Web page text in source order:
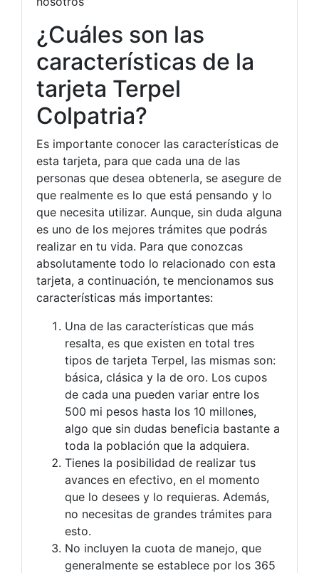
¿Cuáles son las
características de la
tarjeta Terpel
Colpatria?
Es importante conocer las características de
esta tarjeta, para que cada una de las
personas que desea obtenerla, se asegure de
que realmente es lo que está pensando y lo
que necesita utilizar. Aunque, sin duda alguna
es uno de los mejores trámites que podrás
realizar en tu vida. Para que conozcas
absolutamente todo lo relacionado con esta
tarjeta, a continuación, te mencionamos sus
características más importantes:
Una de las características que más
resalta, es que existen en total tres
tipos de tarjeta Terpel, las mismas son:
básica, clásica y la de oro. Los cupos
de cada una pueden variar entre los
500 mi pesos hasta los 10 millones,
algo que sin dudas beneficia bastante a
toda la población que la adquiera.
Tienes la posibilidad de realizar tus
avances en efectivo, en el momento
que lo desees y lo requieras. Además,
no necesitas de grandes trámites para
esto.
No incluyen la cuota de manejo, que
generalmente se establece por los 365